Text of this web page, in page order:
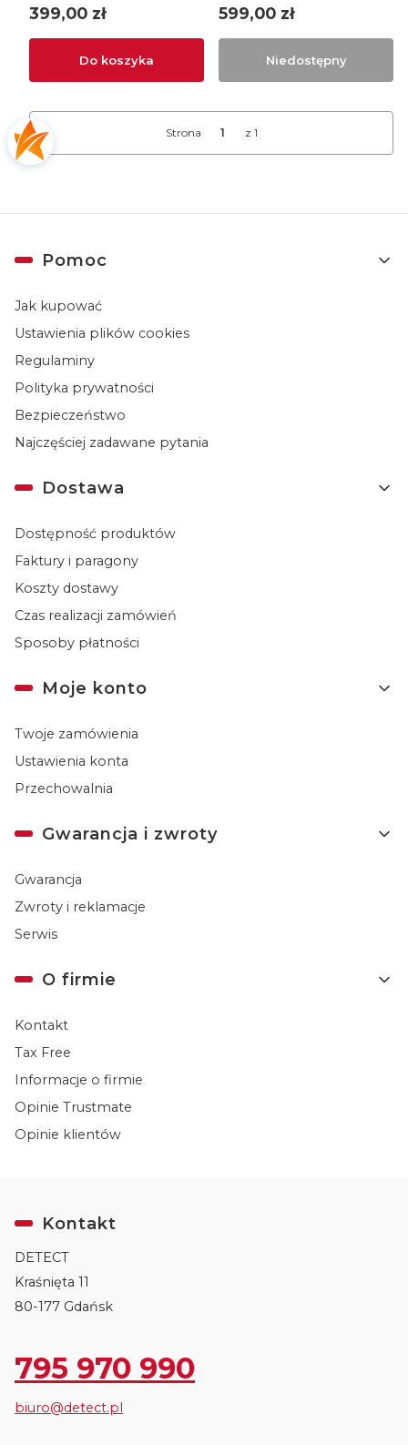
Cena
399,00 zł
Do koszyka
Cena
599,00 zł
Niedostępny
Strona z 1
Linki w stopce
Pomoc
Jak kupować
Ustawienia plików cookies
Regulaminy
Polityka prywatności
Bezpieczeństwo
Najczęściej zadawane pytania
Dostawa
Dostępność produktów
Faktury i paragony
Koszty dostawy
Czas realizacji zamówień
Sposoby płatności
Moje konto
Twoje zamówienia
Ustawienia konta
Przechowalnia
Gwarancja i zwroty
Gwarancja
Zwroty i reklamacje
Serwis
O firmie
Kontakt
Tax Free
Informacje o firmie
Opinie Trustmate
Opinie klientów
Kontakt
DETECT
Kraśnięta 11
80-177 Gdańsk
795 970 990
biuro@detect.pl